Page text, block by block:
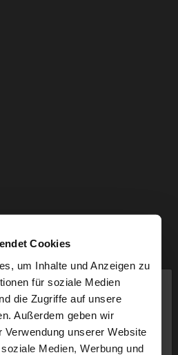
Cookies
um Inhalte und Anzeigen zu
für soziale Medien
die Zugriffe auf unsere
Außerdem geben wir
Verwendung unserer Website
Medien, Werbung und
auf die Website zu.
States Website